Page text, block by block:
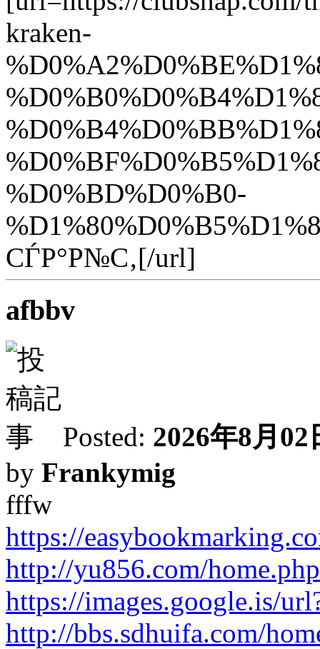
kraken-
%D0%BD%D0%B0-
СЃР°Р№С‚[/url]
afbbv
Posted: 2026年8月
by Frankymig
fffw
https://
http://yu856.com/
https://images.google.is/
http://bbs.sdhuifa.com/